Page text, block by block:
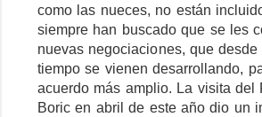
como las nueces, no están
siempre han buscado que se les
nuevas negociaciones, que
tiempo se vienen desarrollando,
acuerdo más amplio. La visita del
Boric en abril de este año dio un